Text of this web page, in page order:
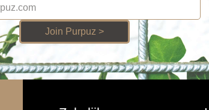
Join Purpuz >